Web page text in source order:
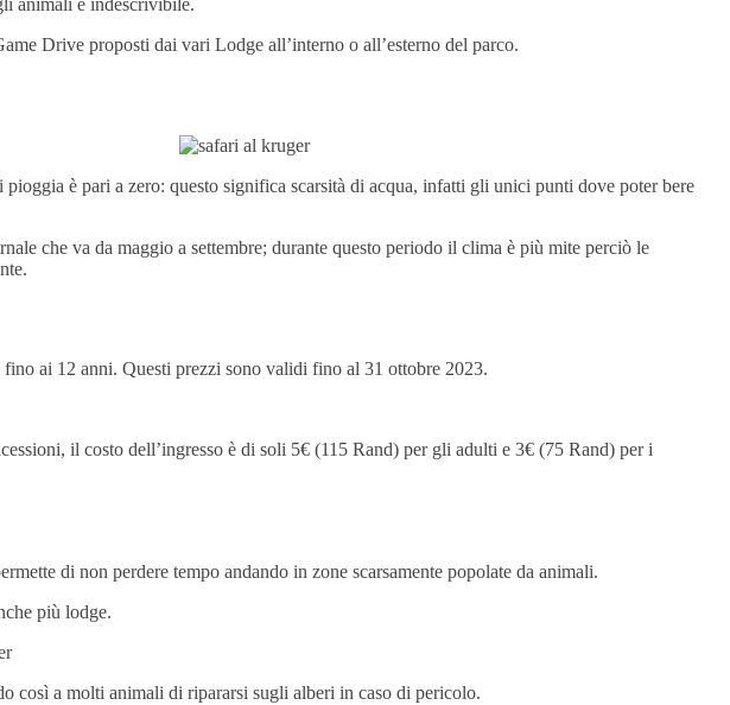
Drive proposti dai vari Lodge all’interno o all’esterno del parco.
è pari a zero: questo significa scarsità di acqua, infatti gli unici punti dove poter bere
che va da maggio a settembre; durante questo periodo il clima è più mite perciò le
ai 12 anni. Questi prezzi sono validi fino al 31 ottobre 2023.
il costo dell’ingresso è di soli 5€ (115 Rand) per gli adulti e 3€ (75 Rand) per i
di non perdere tempo andando in zone scarsamente popolate da animali.
più lodge.
così a molti animali di ripararsi sugli alberi in caso di pericolo.